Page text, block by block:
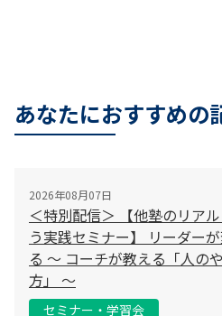
あなたにおすすめの
2026年08月07日
＜特別配信＞ 【他塾のリア
う実践セミナー】 リーダー
る 〜 コーチが教える「人の
方」 〜
セミナー・学習会